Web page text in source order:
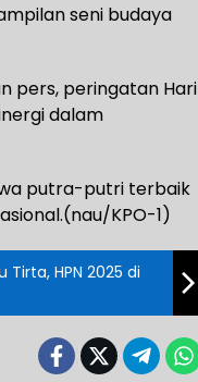
seni budaya
pers, peringatan Hari
dalam
putra-putri terbaik
KPO-1)
HPN 2025 di